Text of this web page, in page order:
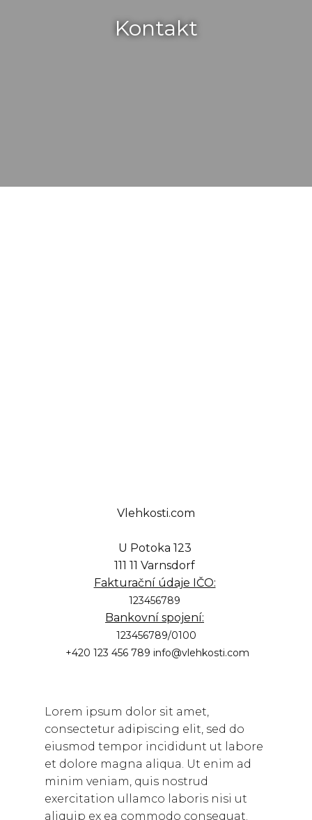
Kontakt
Vlehkosti.com
U Potoka 123
111 11 Varnsdorf
Fakturační údaje IČO:
123456789
Bankovní spojení:
123456789/0100
+420 123 456 789 info@vlehkosti.com
Lorem ipsum dolor sit amet,
consectetur adipiscing elit, sed do
eiusmod tempor incididunt ut labore
et dolore magna aliqua. Ut enim ad
minim veniam, quis nostrud
exercitation ullamco laboris nisi ut
aliquip ex ea commodo consequat.